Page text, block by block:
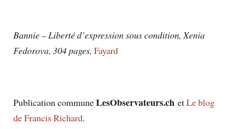
Bannie – Liberté d’expression sous condition, Xenia
Fedorova, 304 pages, Fayard
Publication communeLesObservateurs.ch etLe blog
de Francis Richard.